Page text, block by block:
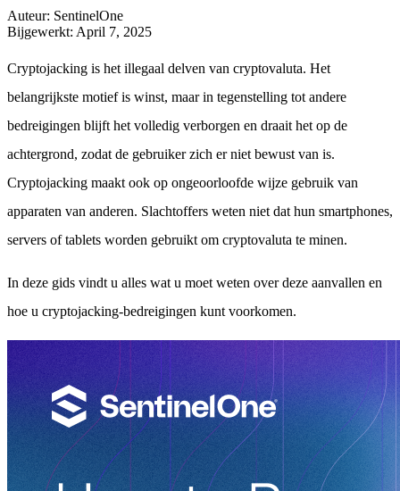
Auteur: SentinelOne
Bijgewerkt: April 7, 2025
Cryptojacking is het illegaal delven van cryptovaluta. Het
belangrijkste motief is winst, maar in tegenstelling tot andere
bedreigingen blijft het volledig verborgen en draait het op de
achtergrond, zodat de gebruiker zich er niet bewust van is.
Cryptojacking maakt ook op ongeoorloofde wijze gebruik van
apparaten van anderen. Slachtoffers weten niet dat hun smartphones,
servers of tablets worden gebruikt om cryptovaluta te minen.
In deze gids vindt u alles wat u moet weten over deze aanvallen en
hoe u cryptojacking-bedreigingen kunt voorkomen.